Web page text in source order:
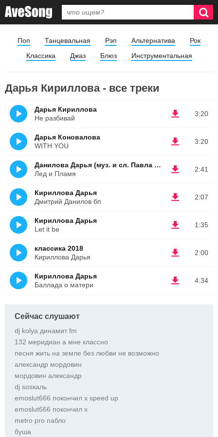
Поп Танцевальная Рэп Альтернатива
Рок
Классика
Джаз Блюз Инструментальная
Дарья Кириллова - все треки
3:20
Дарья Кириллова
Не разбивай
3:20
Дарья Коновалова
WITH YOU
2:41
Данилова Дарья (муз. и сл. Павла Кириллова)
Лед и Пламя
2:07
Кириллова Дарья
Дмитрий Данилов бп
1:35
Кириллова Дарья
Let it be
2:00
классика 2018
Кириллова Дарья
4:34
Кириллова Дарья
Баллада о матери
Сейчас слушают
dj kolya динамит fm
132 меридиан а мне классно
песня жить на земле без любви не возможно
александр мордовин
мордовин александр
dj sosкаль
emoslut666 покончил х speed up
emoslut666 покончил х
metro pro пабло
буша